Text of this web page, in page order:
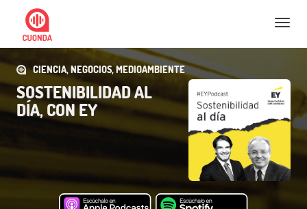
Nav
CIENCIA, NEGOCIOS, MEDIOAMBIENTE
SOSTENIBILIDAD AL
DÍA, CON EY